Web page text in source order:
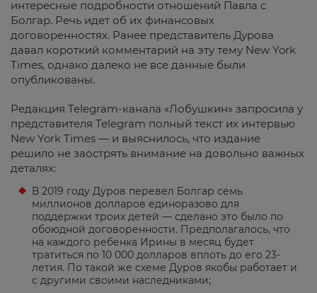
интересные подробности отношений Павла с
Болгар. Речь идет об их финансовых
договоренностях. Ранее представитель Дурова
давал короткий комментарий на эту тему New York
Times, однако далеко не все данные были
опубликованы.
Редакция Telegram-канала «Лобушкин» запросила у
представителя Telegram полный текст их интервью
New York Times — и выяснилось, что издание
решило не заострять внимание на довольно важных
деталях:
В 2019 году Дуров перевел Болгар семь
миллионов долларов единоразово для
поддержки троих детей — сделано это было по
обоюдной договоренности. Предполагалось, что
на каждого ребенка Ирины в месяц будет
тратиться по 10 000 долларов вплоть до его 23-
летия. По такой же схеме Дуров якобы работает и
с другими своими наследниками;